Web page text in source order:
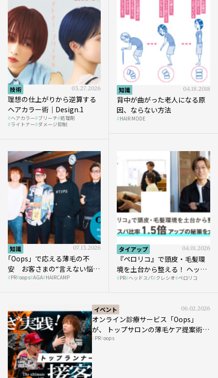
技術 03.27.2026
理想の仕上がりから逆算する
ヘアカラー術｜Design.1
ヘアカラー ブリーチ 処理剤
ライトナー ダメージ抑制
知識 04.18.2018
背中が曲がった老人になる原
因、ならない方法
HAIR MODE
知識 07.13.2026
｢Oops」で応える薄毛の不
安 お客さまの“言えない悩
み”にどう向き合う？ ＃01
PR oops AGA HAIRCAMP
タイアップ 04.01.2026
『ペロリコ』で頭皮・毛髪環
境を土台から整える！ ヘッド
スパ比率1.5倍アップの秘策を
PR ヘッドスパ クレシオ ペロリコ
イベント 06.02.2026
オンライン診療サービス「Oops」
が、 トップサロンの薄毛ケア提案術を
HAIRCAMPで公開！
PR oops